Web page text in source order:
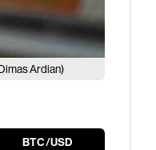
Ardian)
BTC/USD